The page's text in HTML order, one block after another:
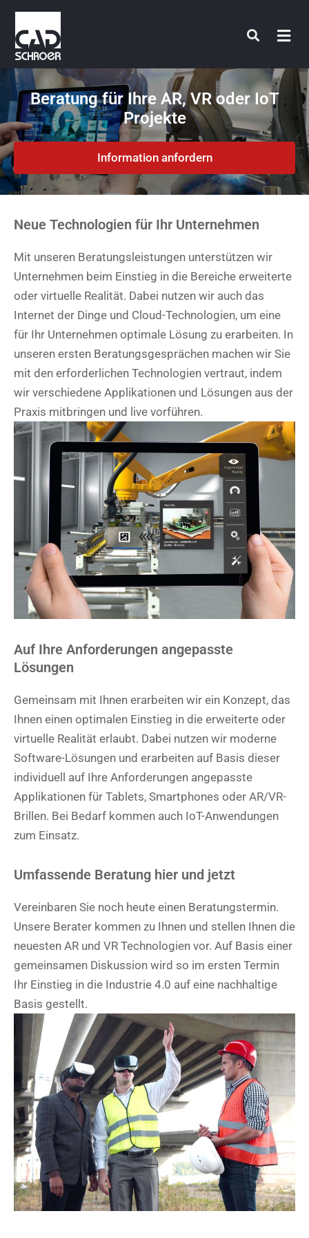
Zum
Inhalt
springen
Beratung für Ihre AR, VR oder IoT
Projekte
Information anfordern
Neue Technologien für Ihr Unternehmen
Mit unseren Beratungsleistungen unterstützen wir
Unternehmen beim Einstieg in die Bereiche erweiterte
oder virtuelle Realität. Dabei nutzen wir auch das
Internet der Dinge und Cloud-Technologien, um eine
für Ihr Unternehmen optimale Lösung zu erarbeiten. In
unseren ersten Beratungsgesprächen machen wir Sie
mit den erforderlichen Technologien vertraut, indem
wir verschiedene Applikationen und Lösungen aus der
Praxis mitbringen und live vorführen.
Auf Ihre Anforderungen angepasste
Lösungen
Gemeinsam mit Ihnen erarbeiten wir ein Konzept, das
Ihnen einen optimalen Einstieg in die erweiterte oder
virtuelle Realität erlaubt. Dabei nutzen wir moderne
Software-Lösungen und erarbeiten auf Basis dieser
individuell auf Ihre Anforderungen angepasste
Applikationen für Tablets, Smartphones oder AR/VR-
Brillen. Bei Bedarf kommen auch IoT-Anwendungen
zum Einsatz.
Umfassende Beratung hier und jetzt
Vereinbaren Sie noch heute einen Beratungstermin.
Unsere Berater kommen zu Ihnen und stellen Ihnen die
neuesten AR und VR Technologien vor. Auf Basis einer
gemeinsamen Diskussion wird so im ersten Termin
Ihr Einstieg in die Industrie 4.0 auf eine nachhaltige
Basis gestellt.